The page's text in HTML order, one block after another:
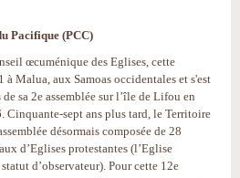
Pacifique (PCC)
œcuménique des Eglises, cette
à Malua, aux Samoas occidentales et s'est
sa 2e assemblée sur l’île de Lifou en
Cinquante-sept ans plus tard, le Territoire
désormais composée de 28
d’Eglises protestantes (l’Eglise
d’observateur). Pour cette 12e